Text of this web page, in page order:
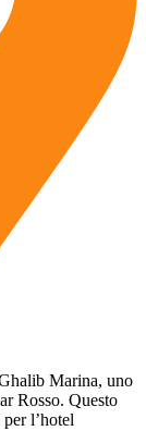
Marina, uno
Rosso. Questo
l’hotel